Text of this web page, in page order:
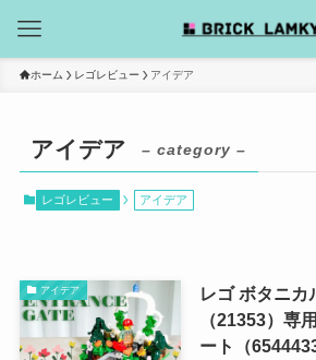
ホーム レゴレビュー アイデア
アイデア – category –
レゴレビュー アイデア
アイデア
レゴ ボタニカ
（21353）専
ート（